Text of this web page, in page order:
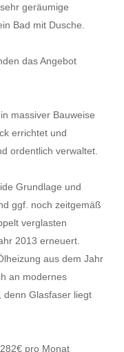
geräumige
Bad mit Dusche.
das Angebot
massiver Bauweise
errichtet und
ordentlich verwaltet.
Grundlage und
ggf. noch zeitgemäß
verglasten
2013 erneuert.
aus dem Jahr
an modernes
denn Glasfaser liegt
pro Monat